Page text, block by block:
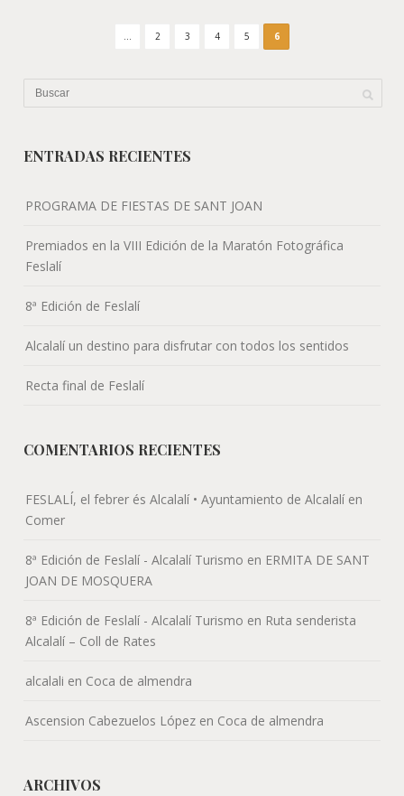
... 2 3 4 5 6
ENTRADAS RECIENTES
PROGRAMA DE FIESTAS DE SANT JOAN
Premiados en la VIII Edición de la Maratón Fotográfica
Feslalí
8ª Edición de Feslalí
Alcalalí un destino para disfrutar con todos los sentidos
Recta final de Feslalí
COMENTARIOS RECIENTES
FESLALÍ, el febrer és Alcalalí • Ayuntamiento de Alcalalí en
Comer
8ª Edición de Feslalí - Alcalalí Turismo en ERMITA DE SANT
JOAN DE MOSQUERA
8ª Edición de Feslalí - Alcalalí Turismo en Ruta senderista
Alcalalí – Coll de Rates
alcalali en Coca de almendra
Ascension Cabezuelos López en Coca de almendra
ARCHIVOS